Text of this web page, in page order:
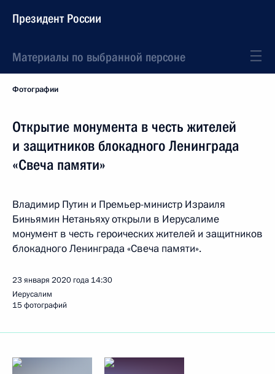
Президент России
Материалы по выбранной персоне
Фотографии
Открытие монумента в честь жителей
и защитников блокадного Ленинграда
«Свеча памяти»
Владимир Путин и Премьер-министр Израиля
Биньямин Нетаньяху открыли в Иерусалиме
монумент в честь героических жителей и защитников
блокадного Ленинграда «Свеча памяти».
23 января 2020 года 14:30
Иерусалим
15 фотографий